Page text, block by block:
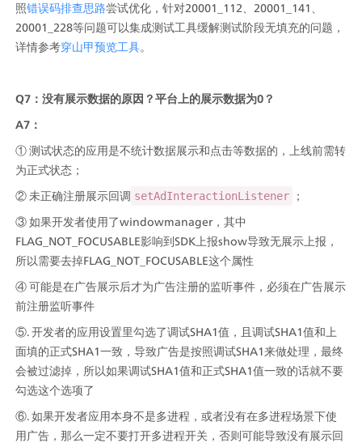
照错误码排查思路尝试优化，针对20001_112、20001_141、
20001_228等问题可以集成测试工具缓解测试阶段无填充的问题，
详情参考穿山甲预览工具。
Q7：没有展示数据的原因？平台上的展示数据为0？
A7：
① 测试状态的应用是不统计数据展示和点击等数据的，上线前需转
为正式状态；
② 未正确注册展示回调 setAdInteractionListener
；
③ 如果开发者使用了windowmanager，其中
FLAG_NOT_FOCUSABLE影响到SDK上报show导致无展示上报，
所以需要去掉FLAG_NOT_FOCUSABLE这个属性
④ 可能是在广告展示后才为广告注册的监听事件，必须在广告展示
前注册监听事件
⑤. 开发者的应用设置里勾选了调试SHA1值，且调试SHA1值和上
面填的正式SHA1一致，导致广告是按照调试SHA1来做处理，最终
会被过滤掉，所以如果调试SHA1值和正式SHA1值一致的话就不要
勾选这个选项了
⑥. 如果开发者应用本身不是多进程，或者没有在多进程场景下使
用广告，那么一定不要打开多进程开关，否则可能导致没有展示回